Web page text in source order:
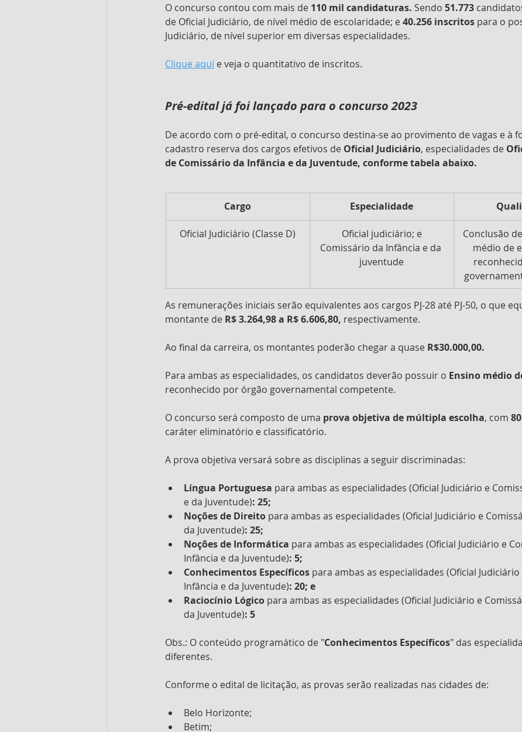
O concurso contou com mais de 110 mil candidaturas. Sendo 51.773
de Oficial Judiciário, de nível médio de escolaridade; e 40.256 inscritos para o
Judiciário, de nível superior em diversas especialidades.
Clique aqui e veja o quantitativo de inscritos.
Pré-edital já foi lançado para o concurso 2023
De acordo com o pré-edital, o concurso destina-se ao provimento de vagas e à
cadastro reserva dos cargos efetivos de Oficial Judiciário, especialidades de
de Comissário da Infância e da Juventude, conforme tabela abaixo.
​​Cargo ​Especialidade
Oficial Judiciário (Classe D)
Oficial judiciário; e
Comissário da Infância e da
juventude
​Conclusão
médio de
As remunerações iniciais serão equivalentes aos cargos PJ-28 até PJ-50, o que
montante de R$ 3.264,98 a R$ 6.606,80, respectivamente.
Ao final da carreira, os montantes poderão chegar a quase R$30.000,00.
Para ambas as especialidades, os candidatos deverão possuir o Ensino médio
reconhecido por órgão governamental competente.
O concurso será composto de uma prova objetiva de múltipla escolha, com
caráter eliminatório e classificatório.
A prova objetiva versará sobre as disciplinas a seguir discriminadas:
Língua Portuguesa para ambas as especialidades (Oficial Judiciário e
e da Juventude): 25;
Noções de Direito para ambas as especialidades (Oficial Judiciário e
da Juventude): 25;
Noções de Informática para ambas as especialidades (Oficial Judiciário e
Infância e da Juventude): 5;
Conhecimentos Específicos para ambas as especialidades (Oficial
Infância e da Juventude): 20; e
Raciocínio Lógico para ambas as especialidades (Oficial Judiciário e
da Juventude): 5
Obs.: O conteúdo programático de "Conhecimentos Específicos" das
diferentes.
Conforme o edital de licitação, as provas serão realizadas nas cidades de:
Belo Horizonte;
Betim;